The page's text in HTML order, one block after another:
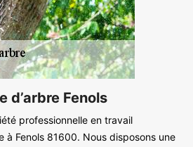
d’arbre Fenols
professionnelle en travail
à Fenols 81600. Nous disposons une